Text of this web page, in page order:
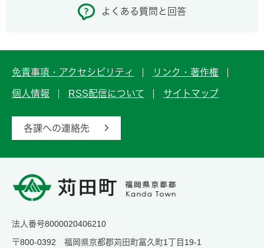
よくある質問と回答
免責事項・アクセシビリティ リンク・著作権
個人情報 RSS配信について サイトマップ
各課への連絡先
法人番号8000020406210
〒800-0392 福岡県京都郡苅田町富久町1丁目19-1